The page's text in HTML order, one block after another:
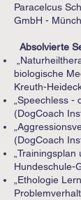
Paracelcus
GmbH -
Absolvierte
biologische
Kreuth-
„Speechless -
(DogCoach
(DogCoach
Hundeschule-
„Ethologie